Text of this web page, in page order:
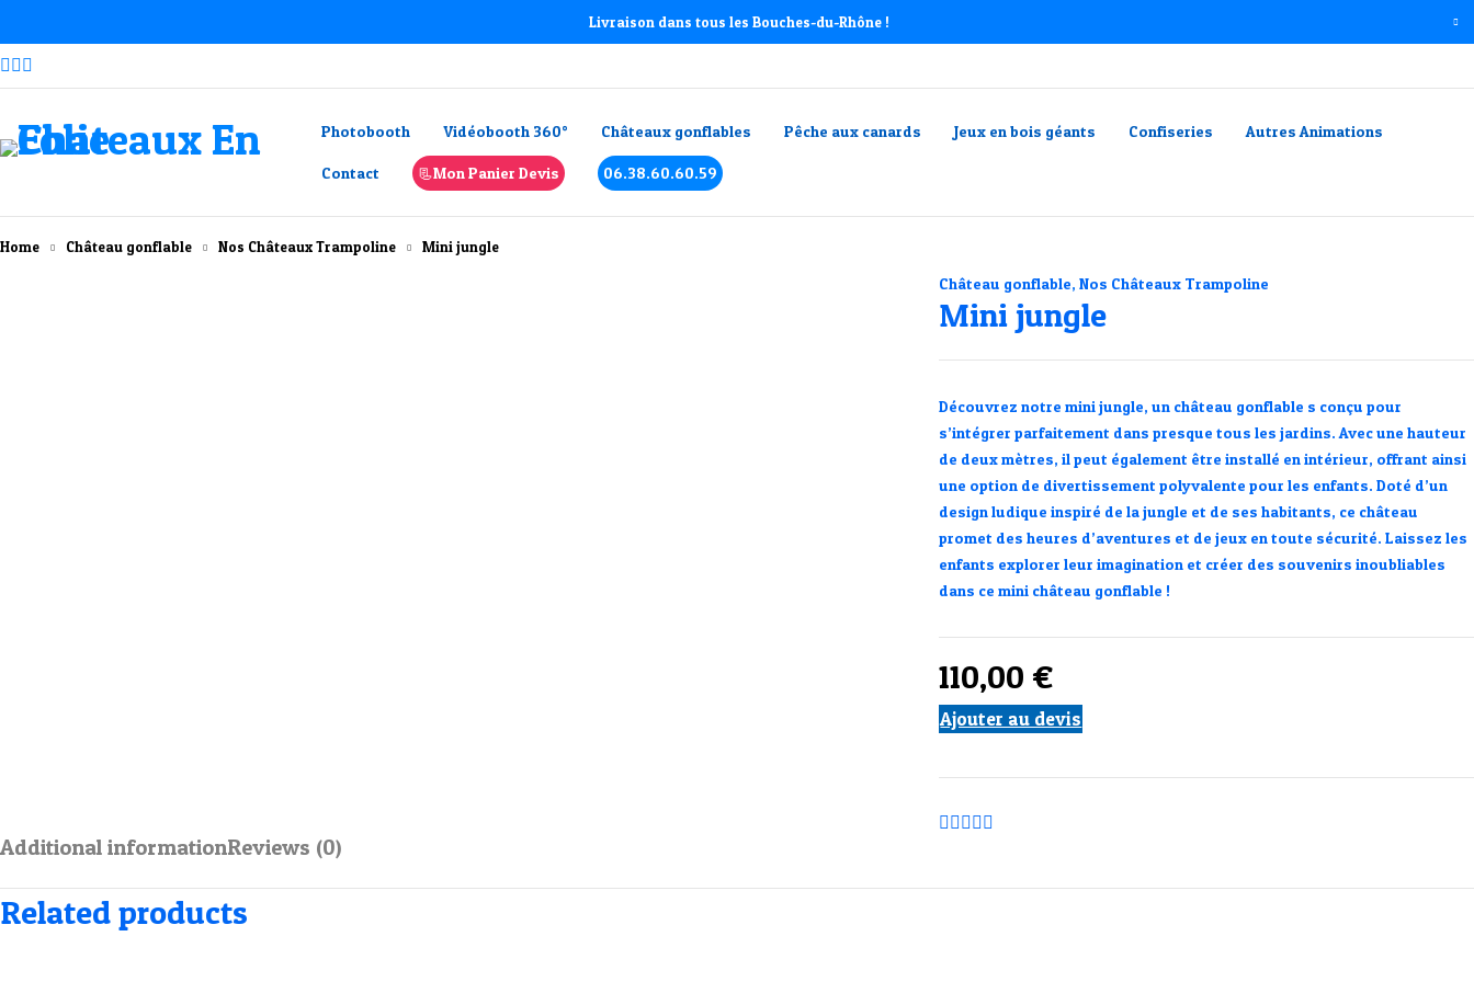
Livraison dans tous les Bouches-du-Rhône !
Photobooth Vidéobooth 360° Châteaux gonflables Pêche aux canards Jeux en bois géants Confiseries Autres Animations
Contact 📃Mon Panier Devis 06.38.60.60.59
Home Château gonflable Nos Châteaux Trampoline Mini jungle
Château gonflable,Nos Châteaux Trampoline
Mini jungle
Découvrez notre mini jungle, un château gonflable s conçu pour
s’intégrer parfaitement dans presque tous les jardins. Avec une hauteur
de deux mètres, il peut également être installé en intérieur, offrant ainsi
une option de divertissement polyvalente pour les enfants. Doté d’un
design ludique inspiré de la jungle et de ses habitants, ce château
promet des heures d’aventures et de jeux en toute sécurité. Laissez les
enfants explorer leur imagination et créer des souvenirs inoubliables
dans ce mini château gonflable !
110,00 €
Ajouter au devis
Additional informationReviews (0)
Related products